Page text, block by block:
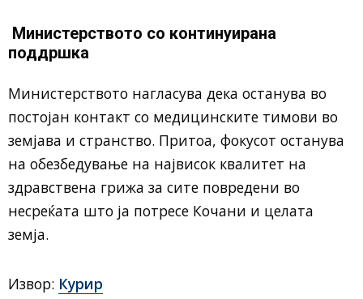
Министерството со континуирана
поддршка
Министерството нагласува дека останува во
постојан контакт со медицинските тимови во
земјава и странство. Притоа, фокусот останува
на обезбедување на највисок квалитет на
здравствена грижа за сите повредени во
несреќата што ја потресе Кочани и целата
земја.
Извор: Курир